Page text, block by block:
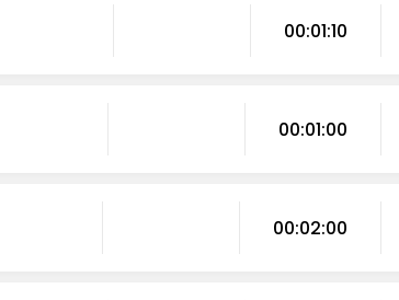
00:01:10
00:01:00
00:02:00